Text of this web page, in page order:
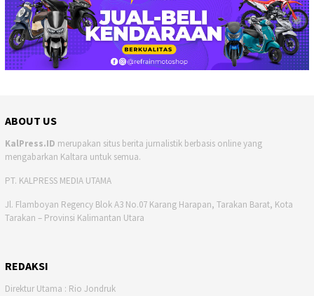
ABOUT US
KalPress.ID merupakan situs berita jurnalistik berbasis online yang
mengabarkan Kaltara untuk semua.
PT. KALPRESS MEDIA UTAMA
Jl. Flamboyan Regency Blok A3 No.07 Karang Harapan, Tarakan Barat, Kota
Tarakan – Provinsi Kalimantan Utara
REDAKSI
Direktur Utama : Rio Jondruk